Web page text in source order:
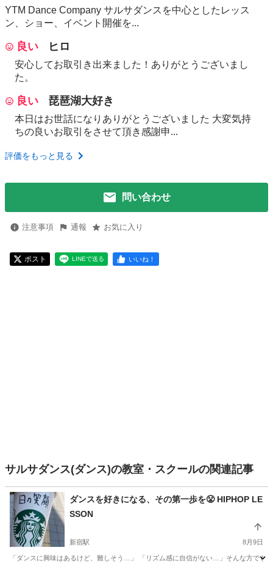
YTM Dance Company サルサダンスを中心としたレッス
ン、ショー、イベント開催を...
良い ヒロ
安心してお取引き出来ました！ありがとうございまし
た。
良い 琵琶湖大好き
本日はお世話になりありがとうございました 大変気持
ちの良いお取引をさせて頂き感謝申...
評価をもっと見る
問い合わせ
注意事項 通報 お気に入り
ポスト LINEで送る いいね！
サルサダンス(ダンス)の教室・スクールの関連記事
ダンスを好きになる、その第一歩を😤 HIPHOP LE
SSON
新宿駅 8月9日
「ダンスに興味はあるけど、難しそう…」 「リズム感に自信がない…」そんな方でも